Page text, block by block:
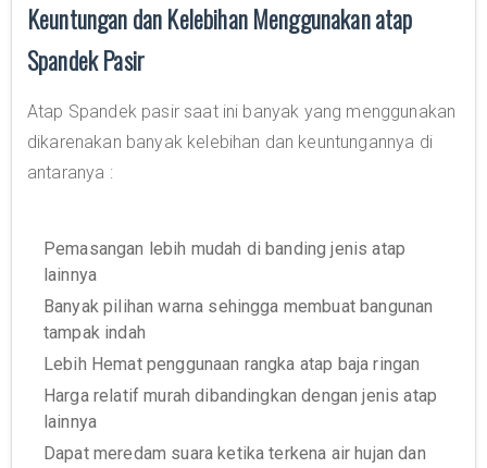
Keuntungan dan Kelebihan Menggunakan atap
Spandek Pasir
Atap Spandek pasir saat ini banyak yang menggunakan
dikarenakan banyak kelebihan dan keuntungannya di
antaranya :
Pemasangan lebih mudah di banding jenis atap
lainnya
Banyak pilihan warna sehingga membuat bangunan
tampak indah
Lebih Hemat penggunaan rangka atap baja ringan
Harga relatif murah dibandingkan dengan jenis atap
lainnya
Dapat meredam suara ketika terkena air hujan dan